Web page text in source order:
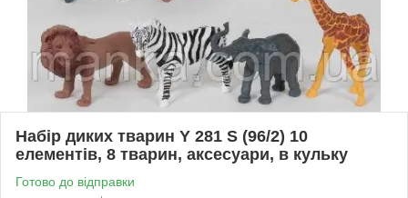
Набір диких тварин Y 281 S (96/2) 10
елементів, 8 тварин, аксесуари, в кульку
Готово до відправки